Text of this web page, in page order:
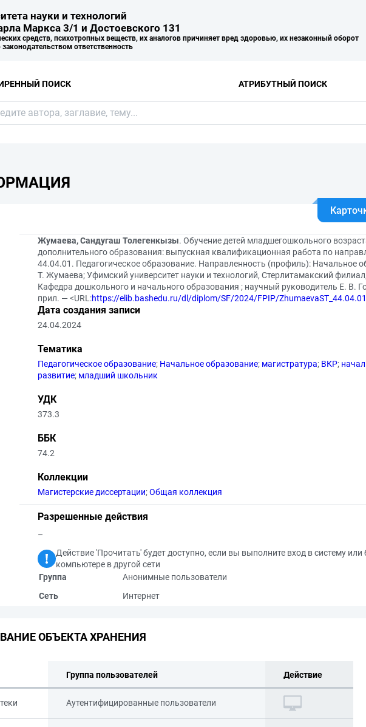
науки и технологий
Маркса 3/1 и Достоевского 131
средств, психотропных веществ, их аналогов причиняет вред здоровью, их незаконный оборот
ответственность
ПОИСК АТРИБУТНЫЙ ПОИСК
Жумаева, Сандугаш Толегенкызы. Обучение детей младшегошкольного
дополнительного образования: выпускная квалификационная работа по
44.04.01. Педагогическое образование. Направленность (профиль): Начальное
Т. Жумаева; Уфимский университет науки и технологий, Стерлитамакский
Кафедра дошкольного и начального образования ; научный руководитель Е. В.
прил. — <URL:https://elib.bashedu.ru/dl/diplom/SF/2024/FPIP/
Дата создания записи
24.04.2024
Тематика
Педагогическое образование; Начальное образование; магистратура; ВКР;
развитие; младший школьник
УДК
373.3
ББК
74.2
Коллекции
Магистерские диссертации;Общая коллекция
Разрешенные действия
–
Действие 'Прочитать' будет доступно, если вы выполните вход в систему или
компьютере в другой сети
Группа
Анонимные пользователи
Сеть
Интернет
ОБЪЕКТА ХРАНЕНИЯ
Группа пользователей Действие
Аутентифицированные пользователи